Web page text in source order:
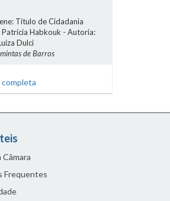
Título de Cidadania
Habkouk - Autoria:
Dulci
de Barros
completa
Câmara
Frequentes